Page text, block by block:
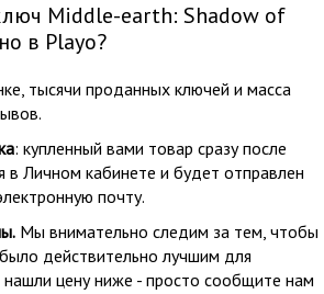
Middle-earth: Shadow of
в Playo?
тысячи проданных ключей и масса
: купленный вами товар сразу после
в Личном кабинете и будет отправлен
почту.
Мы внимательно следим за тем, чтобы
действительно лучшим для
нашли цену ниже - просто сообщите нам